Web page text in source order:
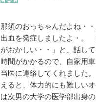
那須のおっちゃんだよね・
出血を発症しましたよ・。
がおかしい・・」と、話し
時間がかかるので、自家用
当医に連絡してくれました
えると、体力的にも難しい
は次男の大学の医学部出身